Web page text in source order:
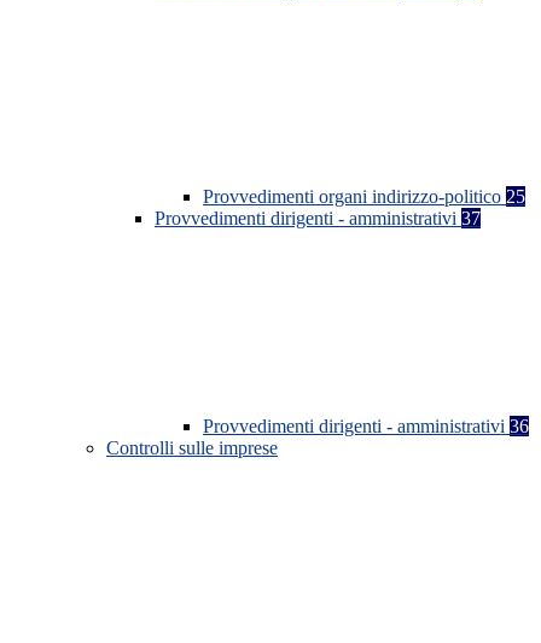
Provvedimenti organi indirizzo-politico 25
Provvedimenti dirigenti - amministrativi 37
Provvedimenti dirigenti - amministrativi 36
Controlli sulle imprese